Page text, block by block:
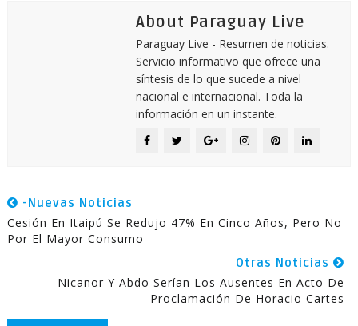
About Paraguay Live
Paraguay Live - Resumen de noticias.
Servicio informativo que ofrece una
síntesis de lo que sucede a nivel
nacional e internacional. Toda la
información en un instante.
-Nuevas Noticias
Cesión En Itaipú Se Redujo 47% En Cinco Años, Pero No
Por El Mayor Consumo
Otras Noticias
Nicanor Y Abdo Serían Los Ausentes En Acto De
Proclamación De Horacio Cartes